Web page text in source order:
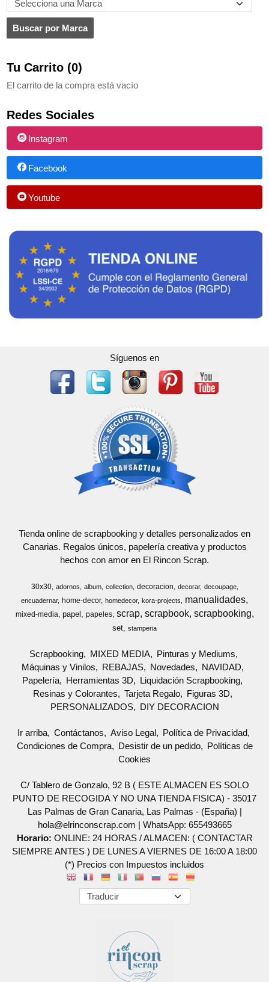
Tu Carrito (0)
El carrito de la compra está vacío
Redes Sociales
Instagram
Facebook
Youtube
Síguenos en
Tienda online de scrapbooking y detalles personalizados en
Canarias. Regalos únicos, papelería creativa y productos
hechos con amor en El Rincon Scrap.
30x30 adornos album collection decoracion decorar
decoupage
encuadernar home-decor homedecor kora-projects manualidades
mixed-media papel papeles scrap scrapbook scrapbooking
set stamperia
Scrapbooking MIXED MEDIA
Pinturas y Mediums
Máquinas y Vinilos
REBAJAS Novedades
NAVIDAD
Papelería
Herramientas 3D
Liquidación Scrapbooking
Resinas y Colorantes
Tarjeta Regalo
Figuras 3D
PERSONALIZADOS
DIY DECORACION
Ir arriba Contáctanos Aviso Legal
Política de Privacidad
Condiciones de Compra
Desistir de un pedido
Políticas de
Cookies
C/ Tablero de Gonzalo, 92 B ( ESTE ALMACEN ES SOLO
PUNTO DE RECOGIDA Y NO UNA TIENDA FISICA) - 35017
Las Palmas de Gran Canaria, Las Palmas - (España) |
hola@elrinconscrap.com | WhatsApp: 655493665
Horario: ONLINE: 24 HORAS / ALMACEN: ( CONTACTAR
SIEMPRE ANTES ) DE LUNES A VIERNES DE 16:00 A 18:00
(*) Precios con Impuestos incluidos